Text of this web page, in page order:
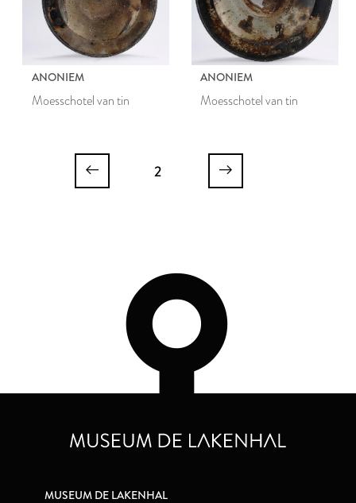
ANONIEM
Moesschotel van tin
ANONIEM
Moesschotel van tin
2
MUSEUM DE LAKENHAL